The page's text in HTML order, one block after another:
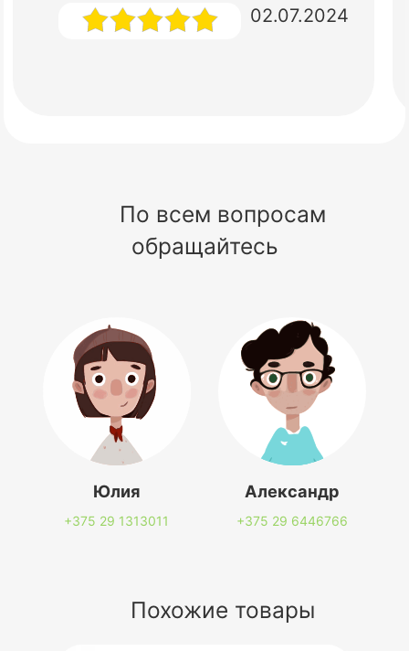
02.07.2024
По всем вопросам
обращайтесь
Юлия
+375 29 1313011
Александр
+375 29 6446766
Похожие товары